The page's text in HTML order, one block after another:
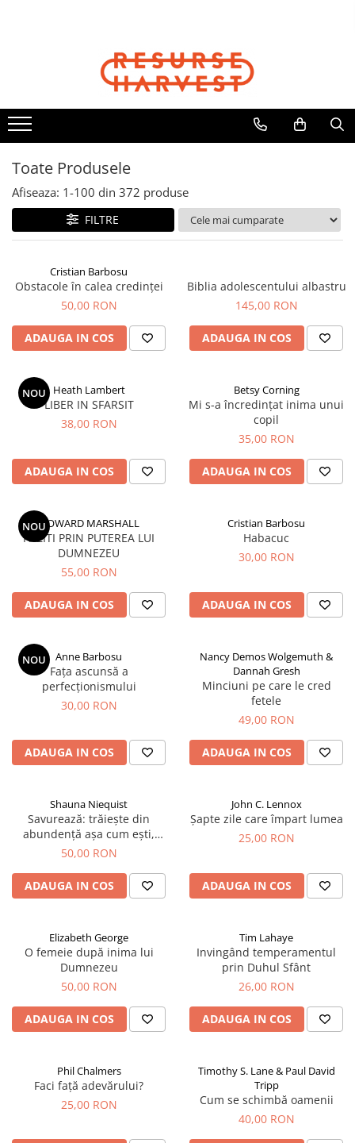
Cărți pentru Copii
Biblii pentru Copii
Viața Creștină
Viața Creștină
Creștere Spirituală
Rugăciune
Lupta Spirituală
Încurajare în Suferință
Cărți de Jocuri și Activități
Viața de Familie
Prietenie, Logodnă și Căsătorie
Bărbați
Cărți de Colorat
Femei
Păstorirea Bisericii
Conducerea și Păstorirea Bisericii
Consiliere
Grupuri Mici
Închinare prin Muzică
Apologetică
Devoționale/Meditații Biblice
Finanțe
Romane, Nuvele și Povestiri
Reviste
Poezii
Biblia Dumitru Cornilescu
Biblia NTR
Biblia pentru Femei
Biblia pentru Adolescenți
Jocuri
DVD Cartea Cărților
Jurnale
Șepci
Căni, Pixuri, Brelocuri
Toate Produsele
Afiseaza: 1-100 din 372 produse
FILTRE
Cristian Barbosu
Obstacole în calea credinței
50,00 RON
ADAUGA IN COS
Biblia adolescentului albastru
145,00 RON
ADAUGA IN COS
NOU Heath Lambert
LIBER IN SFARSIT
38,00 RON
ADAUGA IN COS
Betsy Corning
Mi s-a încredințat inima unui
copil
35,00 RON
ADAUGA IN COS
NOUHOWARD MARSHALL
PAZITI PRIN PUTEREA LUI
DUMNEZEU
55,00 RON
ADAUGA IN COS
Cristian Barbosu
Habacuc
30,00 RON
ADAUGA IN COS
NOU Anne Barbosu
Fața ascunsă a
perfecționismului
30,00 RON
ADAUGA IN COS
Nancy Demos Wolgemuth &
Dannah Gresh
Minciuni pe care le cred
fetele
49,00 RON
ADAUGA IN COS
Shauna Niequist
Savurează: trăiește din
abundență așa cum ești,
acolo unde ești
50,00 RON
ADAUGA IN COS
John C. Lennox
Șapte zile care împart lumea
25,00 RON
ADAUGA IN COS
Elizabeth George
O femeie după inima lui
Dumnezeu
50,00 RON
ADAUGA IN COS
Tim Lahaye
Invingând temperamentul
prin Duhul Sfânt
26,00 RON
ADAUGA IN COS
Phil Chalmers
Faci față adevărului?
25,00 RON
Timothy S. Lane & Paul David
Tripp
Cum se schimbă oamenii
40,00 RON